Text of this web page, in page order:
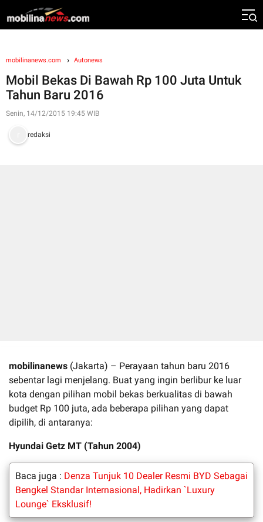
mobilinanews.com Autonews
Mobil Bekas Di Bawah Rp 100 Juta Untuk
Tahun Baru 2016
Senin, 14/12/2015 19:45 WIB
redaksi
mobilinanews (Jakarta) – Perayaan tahun baru 2016
sebentar lagi menjelang. Buat yang ingin berlibur ke luar
kota dengan pilihan mobil bekas berkualitas di bawah
budget Rp 100 juta, ada beberapa pilihan yang dapat
dipilih, di antaranya:
Hyundai Getz MT (Tahun 2004)
Baca juga : Denza Tunjuk 10 Dealer Resmi BYD Sebagai
Bengkel Standar Internasional, Hadirkan `Luxury
Lounge` Eksklusif!